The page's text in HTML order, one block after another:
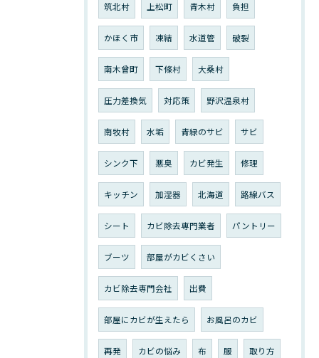
筑北村 上松町 青木村 負担
かほく市 凍結 水道管 破裂
南木曾町 下條村 大桑村
圧力差換気 対応策 野沢温泉村
南牧村 水垢 青緑のサビ サビ
シンク下 悪臭 カビ発生 修理
キッチン 加湿器 北海道 路線バス
シート カビ除去専門業者 パントリー
ブーツ 部屋がカビくさい
カビ除去専門会社 出費
部屋にカビが生えたら お風呂のカビ
再発 カビの悩み 布 服 取り方